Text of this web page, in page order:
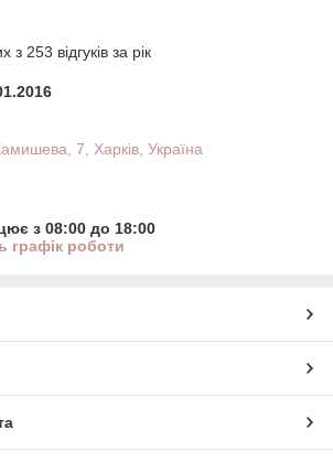
з 253 відгуків за рік
7, Харків, Україна
з 08:00 до 18:00
графік роботи